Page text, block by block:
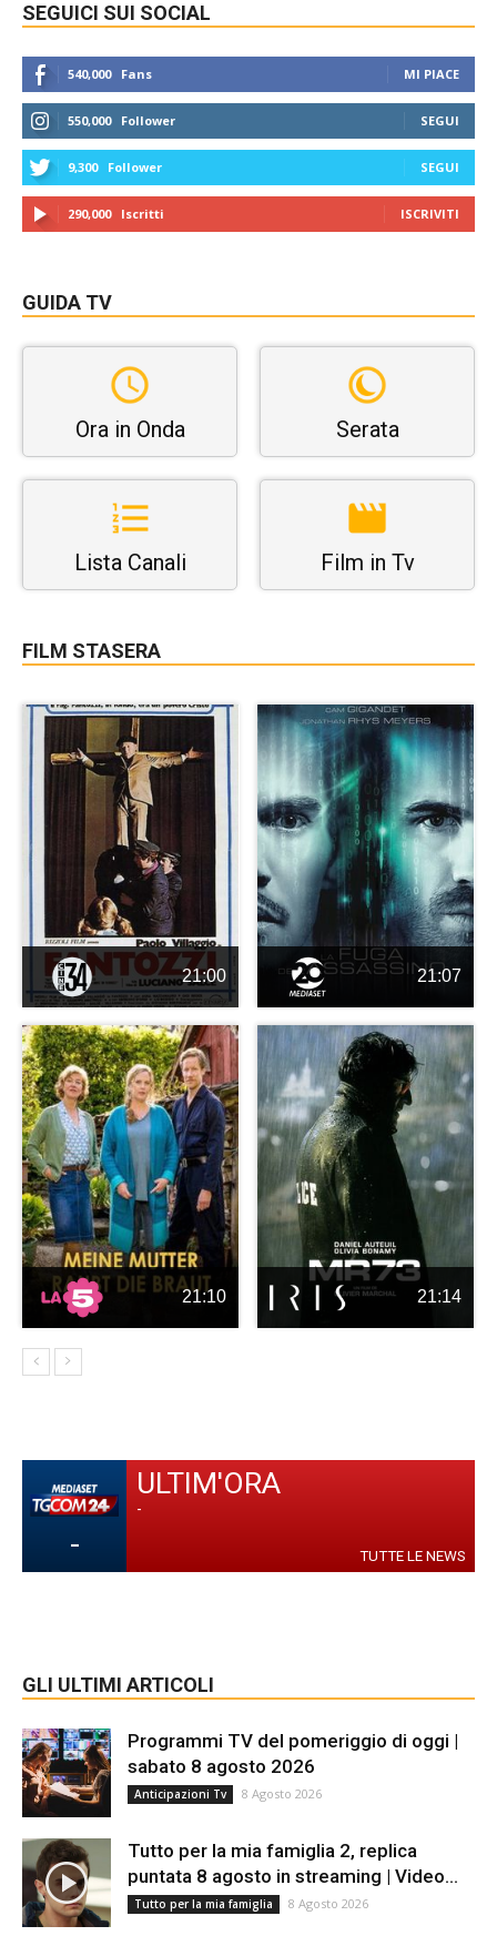
SEGUICI SUI SOCIAL
540,000 Fans MI PIACE
550,000 Follower SEGUI
9,300 Follower SEGUI
290,000 Iscritti ISCRIVITI
GUIDA TV
Ora in Onda Serata
Lista Canali Film in Tv
FILM STASERA
21:00 21:07
21:10 21:14
-
ULTIM'ORA
-
TUTTE LE NEWS
GLI ULTIMI ARTICOLI
Programmi TV del pomeriggio di oggi |
sabato 8 agosto 2026
Anticipazioni Tv 8 Agosto 2026
Tutto per la mia famiglia 2, replica
puntata 8 agosto in streaming | Video...
Tutto per la mia famiglia 8 Agosto 2026